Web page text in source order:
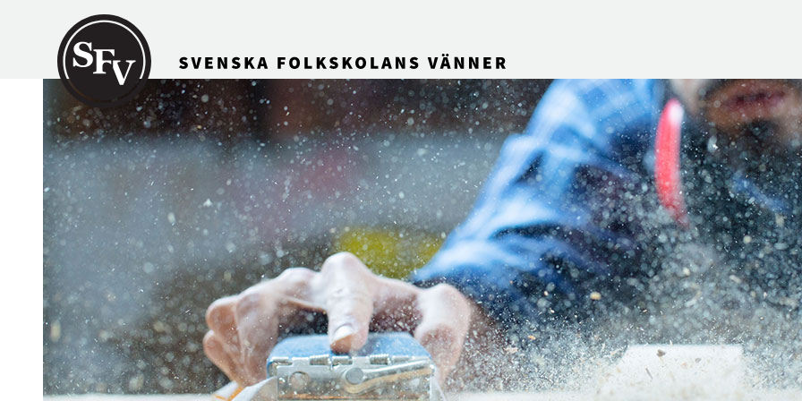
Gå till innehållet